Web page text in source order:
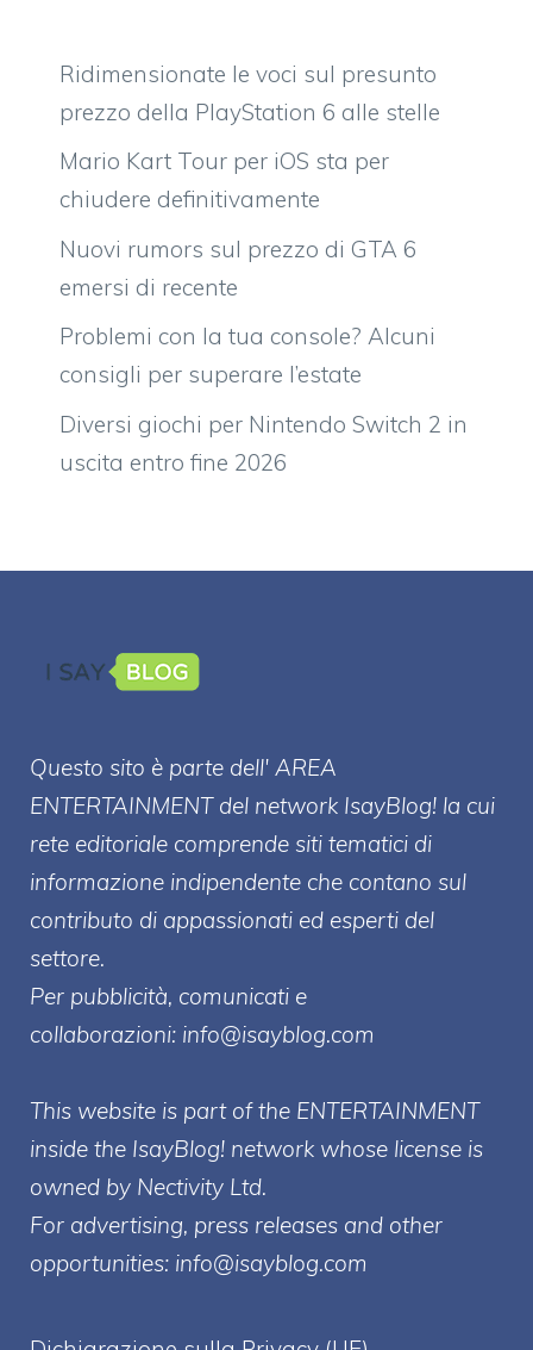
Ridimensionate le voci sul presunto
prezzo della PlayStation 6 alle stelle
Mario Kart Tour per iOS sta per
chiudere definitivamente
Nuovi rumors sul prezzo di GTA 6
emersi di recente
Problemi con la tua console? Alcuni
consigli per superare l’estate
Diversi giochi per Nintendo Switch 2 in
uscita entro fine 2026
Questo sito è parte dell' AREA
ENTERTAINMENT del network IsayBlog! la cui
rete editoriale comprende siti tematici di
informazione indipendente che contano sul
contributo di appassionati ed esperti del
settore.
Per pubblicità, comunicati e
collaborazioni: info@isayblog.com
This website is part of the ENTERTAINMENT
inside the IsayBlog! network whose license is
owned by Nectivity Ltd.
For advertising, press releases and other
opportunities: info@isayblog.com